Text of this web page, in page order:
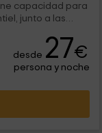
capacidad para
junto a las
desde 27€
persona y noche